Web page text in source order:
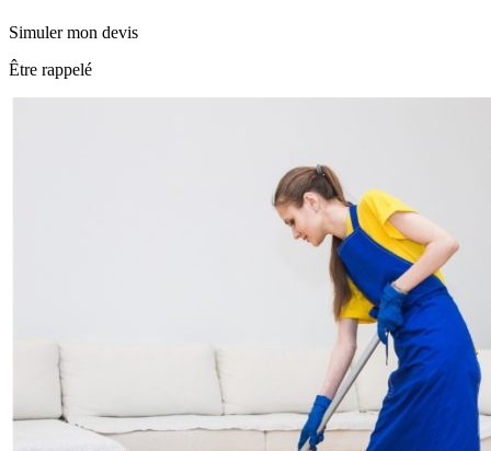
Simuler mon devis
Être rappelé